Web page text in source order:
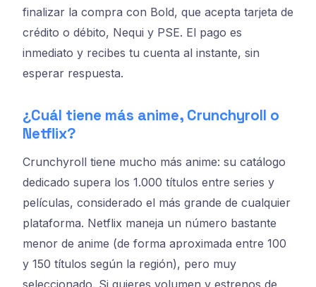
finalizar la compra con Bold, que acepta tarjeta de
crédito o débito, Nequi y PSE. El pago es
inmediato y recibes tu cuenta al instante, sin
esperar respuesta.
¿Cuál tiene más anime, Crunchyroll o
Netflix?
Crunchyroll tiene mucho más anime: su catálogo
dedicado supera los 1.000 títulos entre series y
películas, considerado el más grande de cualquier
plataforma. Netflix maneja un número bastante
menor de anime (de forma aproximada entre 100
y 150 títulos según la región), pero muy
seleccionado. Si quieres volumen y estrenos de